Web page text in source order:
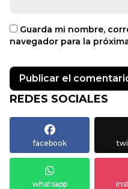
Guarda mi nombre,
navegador para la
REDES SOCIALES
facebook
whatsapp